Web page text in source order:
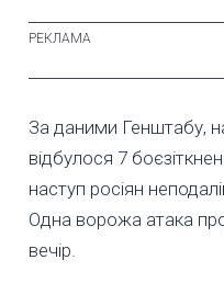
За даними Генштабу,
відбулося 7
наступ росіян
Одна ворожа атака
вечір.